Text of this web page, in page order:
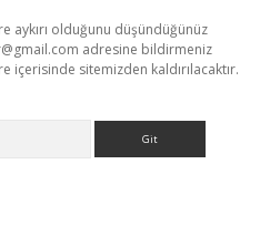
aykırı olduğunu düşündüğünüz
adresine bildirmeniz
içerisinde sitemizden kaldırılacaktır.